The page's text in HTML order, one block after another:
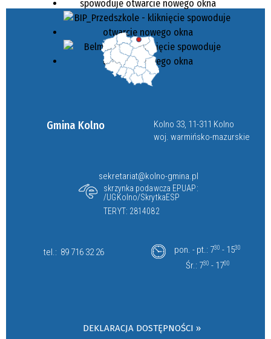
Gmina Kolno
Kolno 33, 11-311 Kolno
woj. warmińsko-mazurskie
sekretariat@kolno-gmina.pl
skrzynka podawcza EPUAP:
/UGKolno/SkrytkaESP
TERYT: 2814082
tel.: 89 716 32 26 pon. - pt.: 730 - 1530
Śr.: 730 - 1700
DEKLARACJA DOSTĘPNOŚCI »